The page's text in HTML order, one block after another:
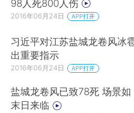
98人死800人伤
2016年06月24日 APP打开
习近平对江苏盐城龙卷风冰
出重要指示
2016年06月24日 APP打开
盐城龙卷风已致78死 场景如
末日来临